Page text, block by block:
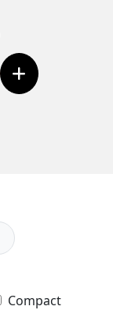
Compact